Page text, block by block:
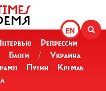
EN
Репрессии
Блоги /
Украина
Путин
Кремль